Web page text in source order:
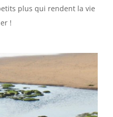
plus qui rendent la vie
!